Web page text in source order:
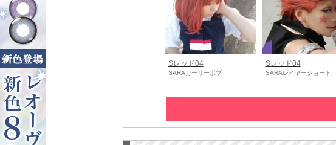
Sレッド04
SARAガーリーボブ
Sレッド04
SARAレイヤーショート